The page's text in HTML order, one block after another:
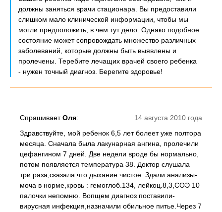
должны заняться врачи стационара. Вы предоставили
слишком мало клинической информации, чтобы мы
могли предположить, в чем тут дело. Однако подобное
состояние может сопровождать множество различных
заболеваний, которые должны быть выявлены и
пролечены. Теребите лечащих врачей своего ребенка
- нужен точный диагноз. Берегите здоровье!
14 августа 2010 года
СпрашиваетОля:
Здравствуйте, мой ребенок 6,5 лет болеет уже полтора
месяца. Сначала была лакунарная ангина, пролечили
цефангином 7 дней. Две недели вроде бы нормально,
потом появляется температура 38. Доктор слушала
три раза,сказала что дыхание чистое. Здали анализы-
моча в норме,кровь : гемоглоб.134, лейкоц.8,3,СОЭ 10
палочки непомню. Вопщем диагноз поставили-
вирусная инфекция,назначили обильное питье.Через 7